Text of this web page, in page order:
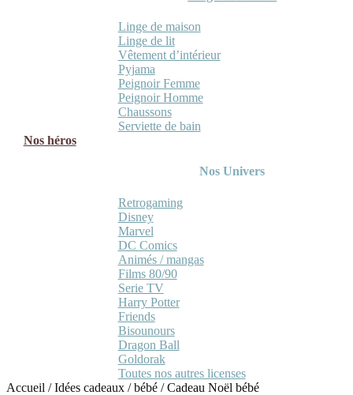
Linge de maison
Linge de lit
Vêtement d’intérieur
Pyjama
Peignoir Femme
Peignoir Homme
Chaussons
Serviette de bain
Nos héros
Nos Univers
Retrogaming
Disney
Marvel
DC Comics
Animés / mangas
Films 80/90
Serie TV
Harry Potter
Friends
Bisounours
Dragon Ball
Goldorak
Toutes nos autres licenses
Accueil /Idées cadeaux /bébé /Cadeau Noël bébé